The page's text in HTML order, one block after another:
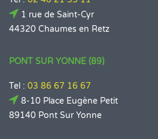
1 rue de Saint-Cyr
44320 Chaumes en Retz
PONT SUR YONNE (89)
Tel : 03 86 67 16 67
8-10 Place Eugène Petit
89140 Pont Sur Yonne